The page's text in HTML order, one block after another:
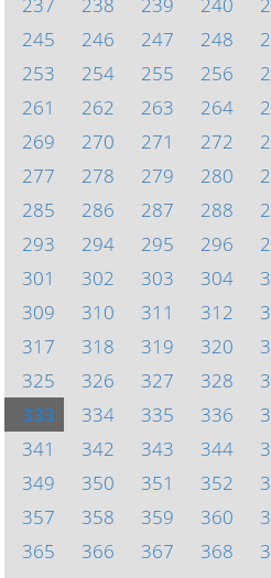
245
246 247 248
253
254 255 256
261
262 263 264
269
270 271 272
277
278 279 280
285
286 287 288
293
294 295 296
301
302 303 304
309
310 311 312
317
318 319 320
325
326 327 328
333
334 335 336
341
342 343 344
349
350 351 352
357
358 359 360
365
366 367 368